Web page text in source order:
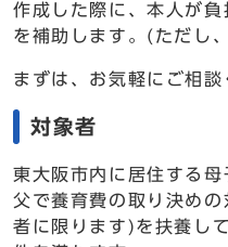
作成した際に、本人が
を補助します。(ただし
まずは、お気軽にご相談
対象者
東大阪市内に居住する
父で養育費の取り決め
者に限ります)を扶養し